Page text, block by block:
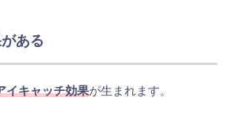
ある
イキャッチ効果が生まれます。